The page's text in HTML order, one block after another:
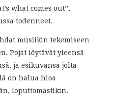
what comes out”,
todenneet.
musiikin tekemiseen
Pojat löytävät yleensä
ja esikuvansa jolta
on halua hioa
loputtomastikin.